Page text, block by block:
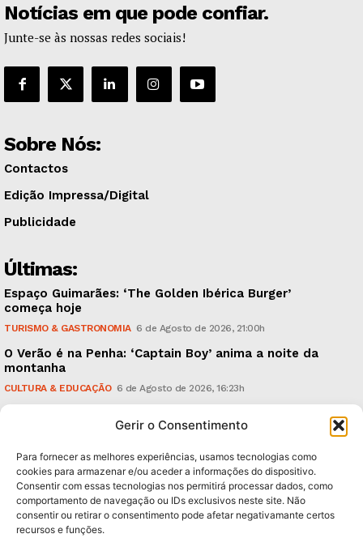
Gerir o Consentimento
Para fornecer as melhores experiências, usamos tecnologias como
cookies para armazenar e/ou aceder a informações do dispositivo.
Consentir com essas tecnologias nos permitirá processar dados, como
comportamento de navegação ou IDs exclusivos neste site. Não
consentir ou retirar o consentimento pode afetar negativamante certos
recursos e funções.
Notícias em que pode confiar.
Junte-se às nossas redes sociais!
Sobre Nós:
Contactos
Edição Impressa/Digital
Publicidade
Últimas:
Espaço Guimarães: ‘The Golden Ibérica Burger’
começa hoje
TURISMO & GASTRONOMIA 6 de Agosto de 2026, 21:00h
O Verão é na Penha: ‘Captain Boy’ anima a noite da
montanha
CULTURA & EDUCAÇÃO 6 de Agosto de 2026, 16:23h
em causa”, garante Ricardo Araújo
Subscreva Newsletter: